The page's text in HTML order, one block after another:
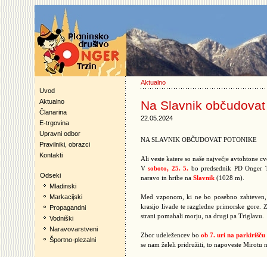
Uvod
Aktualno
Članarina
E-trgovina
Upravni odbor
Pravilniki, obrazci
Kontakti
Odseki
Mladinski
Markacijski
Propagandni
Vodniški
Naravovarstveni
Športno-plezalni
Aktualno
Na Slavnik
22.05.2024
NA SLAVNIK OBČUDOVAT POTONIKE
Ali veste katere so naše največje avtohtone
Vsoboto, 25. 5. bo predsednik PD Onger
naravo in hribe na Slavnik (1028 m).
Med vzponom, ki ne bo posebno
krasijo livade te razgledne primorske
strani pomahali morju, na drugi pa Triglavu.
Zbor udeležencev bo ob 7. uri na
se nam želeli pridružiti, to napoveste Mirotu